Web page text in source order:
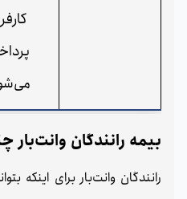
بیمه رانندگان
رانندگان وانت‌بار برای اینکه